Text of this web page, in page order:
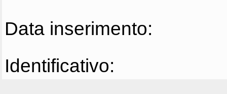
Data inserimento:
Identificativo: